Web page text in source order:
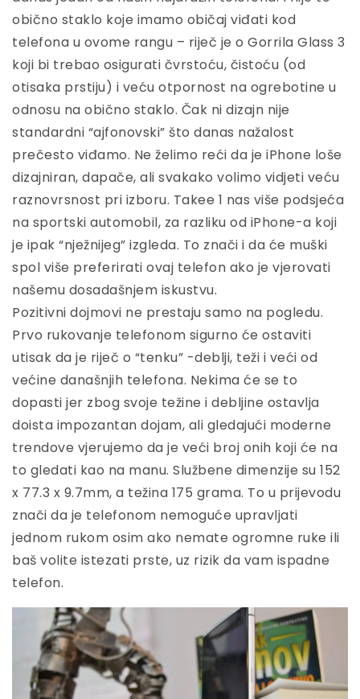
obično staklo koje imamo običaj viđati kod
telefona u ovome rangu – riječ je o Gorrila Glass 3
koji bi trebao osigurati čvrstoću, čistoću (od
otisaka prstiju) i veću otpornost na ogrebotine u
odnosu na obično staklo. Čak ni dizajn nije
standardni “ajfonovski” što danas nažalost
prečesto viđamo. Ne želimo reći da je iPhone loše
dizajniran, dapače, ali svakako volimo vidjeti veću
raznovrsnost pri izboru. Takee 1 nas više podsjeća
na sportski automobil, za razliku od iPhone-a koji
je ipak “nježnijeg” izgleda. To znači i da će muški
spol više preferirati ovaj telefon ako je vjerovati
našemu dosadašnjem iskustvu.
Pozitivni dojmovi ne prestaju samo na pogledu.
Prvo rukovanje telefonom sigurno će ostaviti
utisak da je riječ o “tenku” -deblji, teži i veći od
većine današnjih telefona. Nekima će se to
dopasti jer zbog svoje težine i debljine ostavlja
doista impozantan dojam, ali gledajući moderne
trendove vjerujemo da je veći broj onih koji će na
to gledati kao na manu. Službene dimenzije su 152
x 77.3 x 9.7mm, a težina 175 grama. To u prijevodu
znači da je telefonom nemoguće upravljati
jednom rukom osim ako nemate ogromne ruke ili
baš volite istezati prste, uz rizik da vam ispadne
telefon.